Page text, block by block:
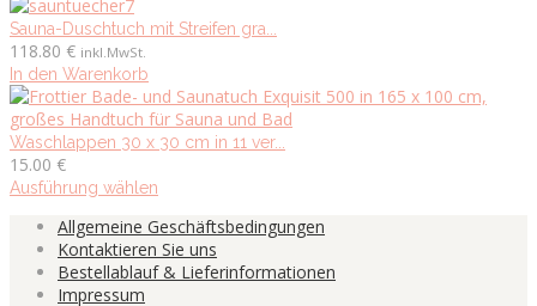
gewählt
Optionen
der
Produktseite
gewählt
weist
auf.
Die
Optionen
Produktseite
gewählt
werden
Sauna-Duschtuch mit Streifen gra...
118.80 € inkl.MwSt.
In den Warenkorb
Waschlappen 30 x 30 cm in 11 ver...
15.00 €
Ausführung wählen
weist
mehrere
Varianten
Allgemeine Geschäftsbedingungen
Kontaktieren Sie uns
Bestellablauf & Lieferinformationen
Impressum